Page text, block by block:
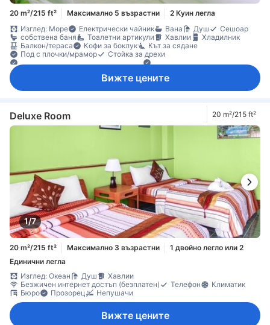
20 m²/215 ft² Максимално 5 възрастни
2 Куин легла
Изглед: Море
Електрически чайник Вана Душ
Сешоар
собствена баня
Тоалетни артикули Хавлии
Хладилник
Балкон/тераса
Кофи за боклук
Кът за сядане
Под с плочки/мрамор
Стойка за дрехи
Вижте цените
Deluxe Room 20 m²/215 ft²
1/7
20 m²/215 ft² Максимално 3 възрастни
1 двойно легло или 2
Единични легла
Изглед: Океан
Душ
Хавлии
Безжичен интернет достъп (безплатен)
Телефон
Климатик
Бюро
Прозорец Непушачи
Вижте цените